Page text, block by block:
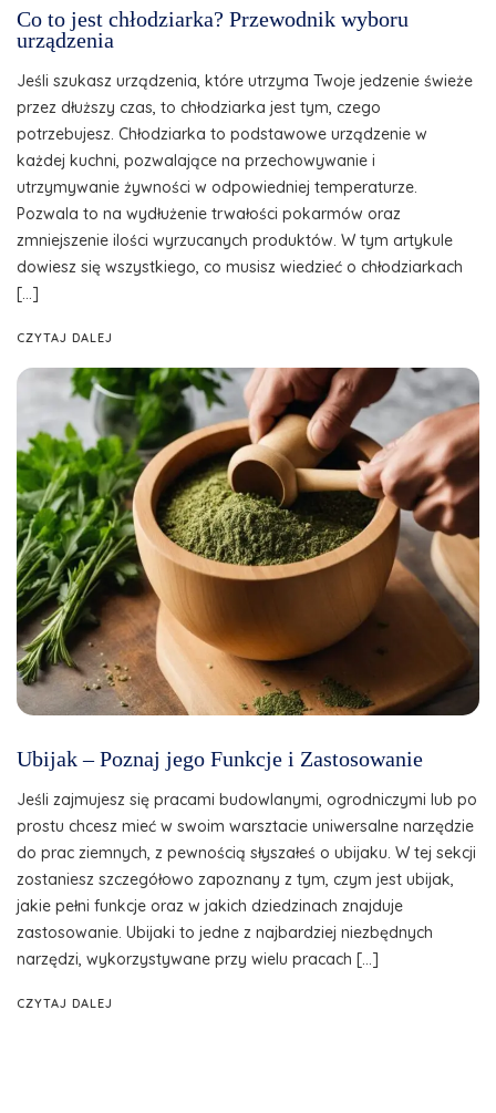
Co to jest chłodziarka? Przewodnik wyboru
urządzenia
Jeśli szukasz urządzenia, które utrzyma Twoje jedzenie świeże
przez dłuższy czas, to chłodziarka jest tym, czego
potrzebujesz. Chłodziarka to podstawowe urządzenie w
każdej kuchni, pozwalające na przechowywanie i
utrzymywanie żywności w odpowiedniej temperaturze.
Pozwala to na wydłużenie trwałości pokarmów oraz
zmniejszenie ilości wyrzucanych produktów. W tym artykule
dowiesz się wszystkiego, co musisz wiedzieć o chłodziarkach
[…]
CZYTAJ DALEJ
Ubijak – Poznaj jego Funkcje i Zastosowanie
Jeśli zajmujesz się pracami budowlanymi, ogrodniczymi lub po
prostu chcesz mieć w swoim warsztacie uniwersalne narzędzie
do prac ziemnych, z pewnością słyszałeś o ubijaku. W tej sekcji
zostaniesz szczegółowo zapoznany z tym, czym jest ubijak,
jakie pełni funkcje oraz w jakich dziedzinach znajduje
zastosowanie. Ubijaki to jedne z najbardziej niezbędnych
narzędzi, wykorzystywane przy wielu pracach […]
CZYTAJ DALEJ